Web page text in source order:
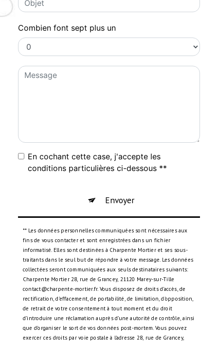
Combien font sept plus un
En cochant cette case, j'accepte les
conditions particulières ci-dessous **
Envoyer
** Les données personnelles communiquées sont nécessaires aux
fins de vous contacter et sont enregistrées dans un fichier
informatisé. Elles sont destinées à Charpente Mortier et ses sous-
traitants dans le seul but de répondre à votre message. Les données
collectées seront communiquées aux seuls destinataires suivants:
Charpente Mortier 28, rue de Grancey, 21120 Marey-sur-Tille
contact@charpente-mortier.fr. Vous disposez de droits d’accès, de
rectification, d’effacement, de portabilité, de limitation, d’opposition,
de retrait de votre consentement à tout moment et du droit
d’introduire une réclamation auprès d’une autorité de contrôle, ainsi
que d’organiser le sort de vos données post-mortem. Vous pouvez
exercer ces droits par voie postale à l'adresse 28, rue de Grancey,